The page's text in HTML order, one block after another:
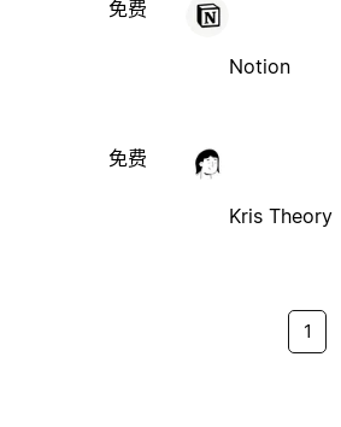
免费
Notion
免费
Kris Theory
1